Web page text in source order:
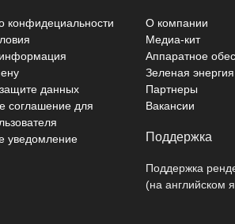
конфидециальности
данных
соглашение для
уведомление
О компании
Медиа-кит
Аппаратное
Зеленая энергия
Партнеры
Вакансии
Поддержка
Поддержка
(на английском